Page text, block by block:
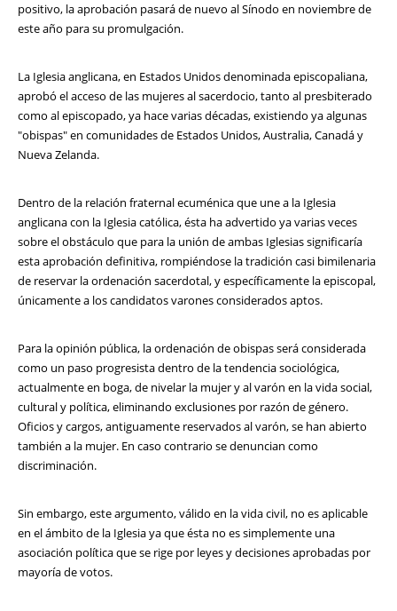
positivo, la aprobación pasará de nuevo al Sínodo en noviembre de
este año para su promulgación.
La Iglesia anglicana, en Estados Unidos denominada episcopaliana,
aprobó el acceso de las mujeres al sacerdocio, tanto al presbiterado
como al episcopado, ya hace varias décadas, existiendo ya algunas
"obispas" en comunidades de Estados Unidos, Australia, Canadá y
Nueva Zelanda.
Dentro de la relación fraternal ecuménica que une a la Iglesia
anglicana con la Iglesia católica, ésta ha advertido ya varias veces
sobre el obstáculo que para la unión de ambas Iglesias significaría
esta aprobación definitiva, rompiéndose la tradición casi bimilenaria
de reservar la ordenación sacerdotal, y específicamente la episcopal,
únicamente a los candidatos varones considerados aptos.
Para la opinión pública, la ordenación de obispas será considerada
como un paso progresista dentro de la tendencia sociológica,
actualmente en boga, de nivelar la mujer y al varón en la vida social,
cultural y política, eliminando exclusiones por razón de género.
Oficios y cargos, antiguamente reservados al varón, se han abierto
también a la mujer. En caso contrario se denuncian como
discriminación.
Sin embargo, este argumento, válido en la vida civil, no es aplicable
en el ámbito de la Iglesia ya que ésta no es simplemente una
asociación política que se rige por leyes y decisiones aprobadas por
mayoría de votos.